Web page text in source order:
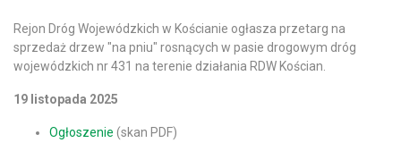
Rejon Dróg Wojewódzkich w Kościanie ogłasza przetarg na
sprzedaż drzew "na pniu" rosnących w pasie drogowym dróg
wojewódzkich nr 431 na terenie działania RDW Kościan.
19 listopada 2025
Ogłoszenie (skan PDF)